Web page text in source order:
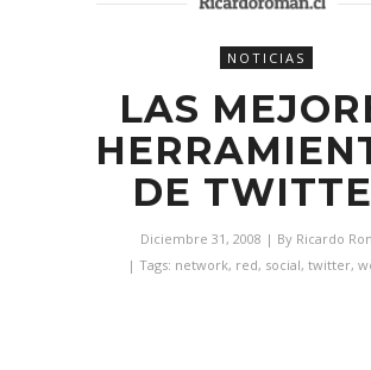
NOTICIAS
LAS
DE
Diciembre 31, 2008 | By Ricardo
| Tags: network, red, social, twitter,